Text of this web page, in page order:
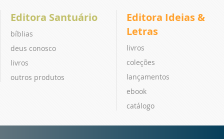
Editora Santuário
bíblias
deus conosco
livros
outros produtos
Editora Ideias &
Letras
livros
coleções
lançamentos
ebook
catálogo